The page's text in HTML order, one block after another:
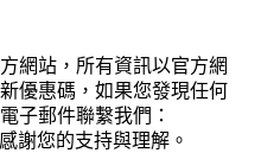
網站，所有資訊以官方網
優惠碼，如果您發現任何
子郵件聯繫我們：
感謝您的支持與理解。